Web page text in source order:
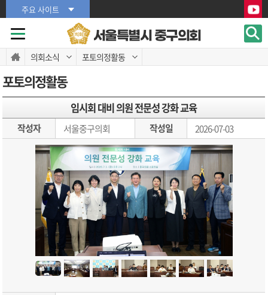
본문바로가기
본문바로가기
주요 사이트
서울특별시 중구의회
의회소식 포토의정활동
포토의정활동
임시회 대비 의원 전문성 강화 교육
작성자 서울중구의회 작성일 2026-07-03